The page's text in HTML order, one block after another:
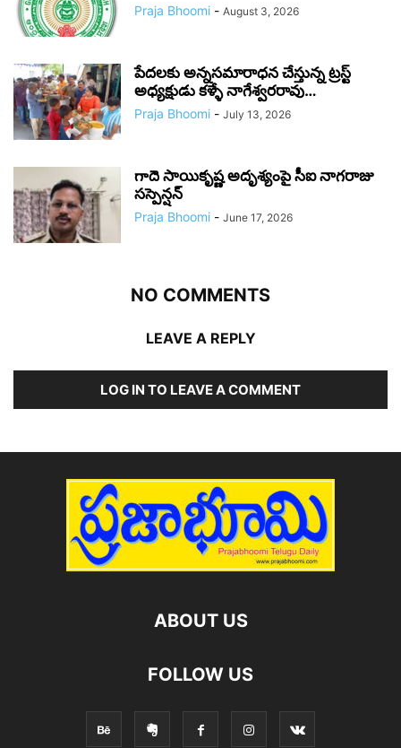
Praja Bhoomi - August 3, 2026
పేదలకు అన్నసమారాధన చేస్తున్న ట్రస్ట్
అధ్యక్షుడు కళ్ళే నాగేశ్వరరావు…
Praja Bhoomi - July 13, 2026
గాదె సాయికృష్ణ అదృశ్యంపై సీఐ నాగరాజు
సస్పెన్షన్
Praja Bhoomi - June 17, 2026
NO COMMENTS
LEAVE A REPLY
LOG IN TO LEAVE A COMMENT
ABOUT US
FOLLOW US